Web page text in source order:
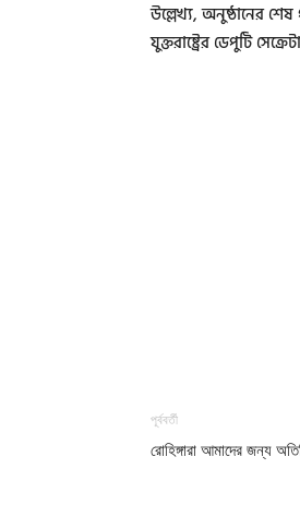
উল্লেখ্য, অনুষ্ঠানের শেষ
যুক্তরাষ্ট্রের ডেপুটি
পূর্ববর্তী
রোহিঙ্গারা আমাদের জন্য